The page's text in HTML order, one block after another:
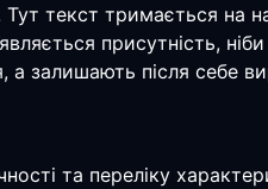
текст тримається на
присутність,
а залишають після себе
та переліку